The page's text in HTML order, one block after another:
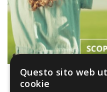
Questo sito web
cookie